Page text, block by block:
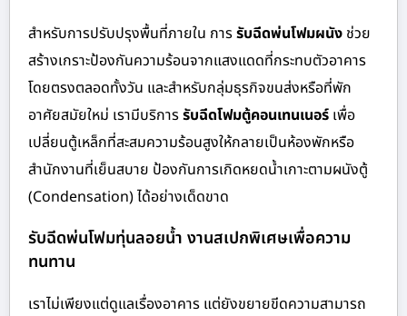
สำหรับการปรับปรุงพื้นที่ภายใน การรับฉีดพ่นโฟมผนัง ช่วย
สร้างเกราะป้องกันความร้อนจากแสงแดดที่กระทบตัวอาคาร
โดยตรงตลอดทั้งวัน และสำหรับกลุ่มธุรกิจขนส่งหรือที่พัก
อาศัยสมัยใหม่ เรามีบริการรับฉีดโฟมตู้คอนเทนเนอร์ เพื่อ
เปลี่ยนตู้เหล็กที่สะสมความร้อนสูงให้กลายเป็นห้องพักหรือ
สำนักงานที่เย็นสบาย ป้องกันการเกิดหยดน้ำเกาะตามผนังตู้
(Condensation) ได้อย่างเด็ดขาด
รับฉีดพ่นโฟมทุ่นลอยน้ำ งานสเปกพิเศษเพื่อความ
ทนทาน
เราไม่เพียงแต่ดูแลเรื่องอาคาร แต่ยังขยายขีดความสามารถ